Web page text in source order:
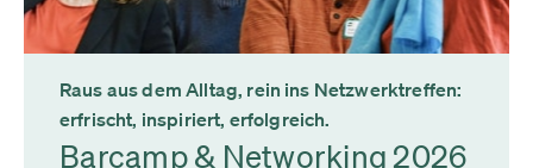
Raus aus dem Alltag, rein ins Netzwerktreffen:
erfrischt, inspiriert, erfolgreich.
Barcamp & Networking 2026